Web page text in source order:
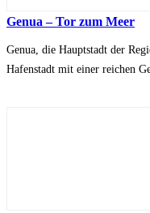
Genua – Tor zum Meer
Genua, die Hauptstadt der
Hafenstadt mit einer reichen